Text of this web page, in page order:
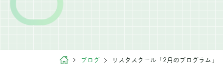
ブログ リスタスクール「2月のプログラム」